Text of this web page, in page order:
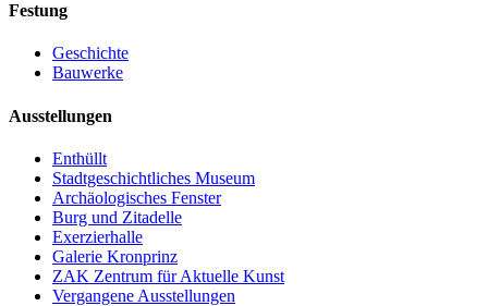
Festung
Geschichte
Bauwerke
Ausstellungen
Enthüllt
Stadtgeschichtliches Museum
Archäologisches Fenster
Burg und Zitadelle
Exerzierhalle
Galerie Kronprinz
ZAK Zentrum für Aktuelle Kunst
Vergangene Ausstellungen